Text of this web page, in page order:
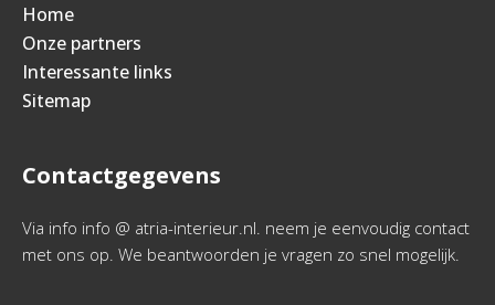
Home
Onze partners
Interessante links
Sitemap
Contactgegevens
Via info info @ atria-interieur.nl. neem je eenvoudig contact
met ons op. We beantwoorden je vragen zo snel mogelijk.